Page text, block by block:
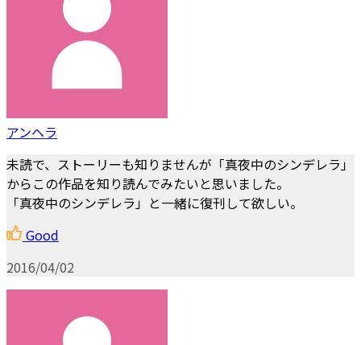
アンヘラ
未読で、ストーリーも知りませんが「真夜中のシンデレラ」
からこの作品を知り読んでみたいと思いました。
「真夜中のシンデレラ」と一緒に復刊して欲しい。
Good
2016/04/02